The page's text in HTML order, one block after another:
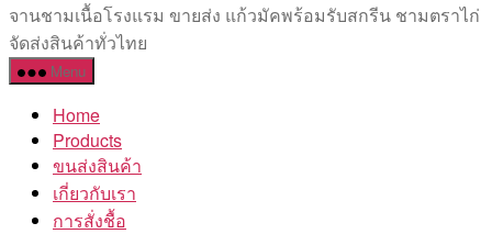
เซรามิค
ครบ
ครัน
โรงงาน
จานชามเนื้อโรงแรม ขายส่ง แก้วมัคพร้อมรับสกรีน ชามตราไก่
จัดส่งสินค้าทั่วไทย
Menu
Home
Products
ขนส่งสินค้า
เกี่ยวกับเรา
การสั่งชื้อ